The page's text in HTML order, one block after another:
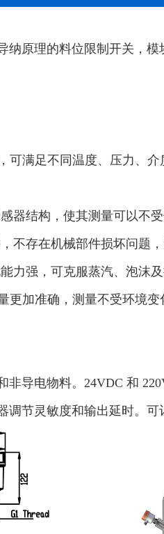
纳原理的料位限制开关，
可满足不同温度、压力、
器结构，使其测量可以不
不存在机械部件损坏问题，
力强，可克服蒸汽、泡沫及
更加准确，测量不受环境变
非导电物料。24VDC 和
节灵敏度和输出延时。可